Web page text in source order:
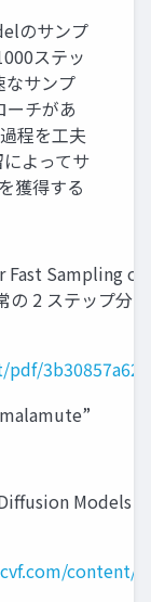
のサンプ
ステッ
なサンプ
ーチがあ
程を工夫
よってサ
獲得する
Sampling
の 2 ステップ分
Models
content/